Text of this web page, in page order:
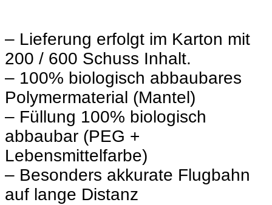
– Lieferung erfolgt im Karton mit
200 / 600 Schuss Inhalt.
– 100% biologisch abbaubares
Polymermaterial (Mantel)
– Füllung 100% biologisch
abbaubar (PEG +
Lebensmittelfarbe)
– Besonders akkurate Flugbahn
auf lange Distanz